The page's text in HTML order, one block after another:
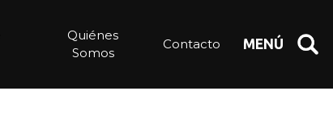
Quiénes
Somos
Contacto MENÚ